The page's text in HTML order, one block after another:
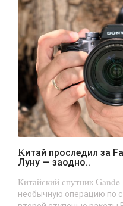
Китай проследил за Falcon 9 до самого удара о
Луну — заодно..
Китайский спутник
необычную операцию по